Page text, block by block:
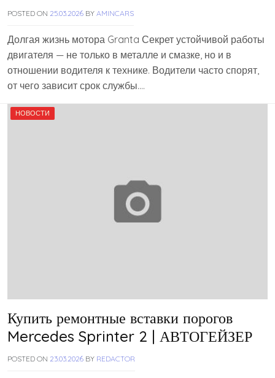
POSTED ON 25.03.2026 BY AMINCARS
Долгая жизнь мотора Granta Секрет устойчивой работы
двигателя — не только в металле и смазке, но и в
отношении водителя к технике. Водители часто спорят,
от чего зависит срок службы….
НОВОСТИ
Купить ремонтные вставки порогов
Mercedes Sprinter 2 | АВТОГЕЙЗЕР
POSTED ON 23.03.2026 BY REDACTOR